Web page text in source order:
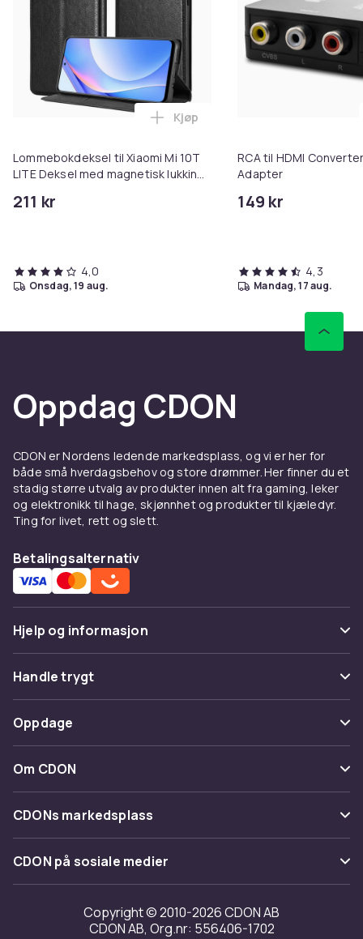
Lommebokdeksel til Xiaomi Mi 10T
LITE Deksel med magnetisk lukking,
211 kr
Legg Lommebokdeksel til
Kjøp
4,0
onsdag, 19 aug.
RCA til HDMI
Adapter
149 kr
4,3
mandag, 17 aug.
Oppdag CDON
CDON er Nordens ledende markedsplass, og vi er her for
både små hverdagsbehov og store drømmer. Her finner du et
stadig større utvalg av produkter innen alt fra gaming, leker
og elektronikk til hage, skjønnhet og produkter til kjæledyr.
Ting for livet, rett og slett.
Betalingsalternativ
Hjelp og informasjon
Vanlige spørsmål
Spor pakke
Angre & returner her
Kontakt oss
Handle trygt
Betaling
Levering
Tilbakekallinger
Oppdage
Kategorier
Varemerker
Om CDON
Om oss
Kundeanmeldelser
Jobbe på CDON
Investor relations
CDONs markedsplass
Merchant Help Center
CDON på sosiale medier
Copyright © 2010-2026 CDON AB
CDON AB, Org.nr: 556406-1702